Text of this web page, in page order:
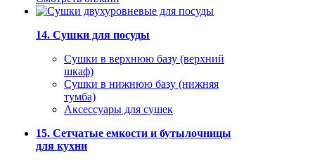
14. Сушки для посуды
Сушки в верхнюю базу (верхний
шкаф)
Сушки в нижнюю базу (нижняя
тумба)
Аксессуары для сушек
15. Сетчатые емкости и бутылочницы
для кухни